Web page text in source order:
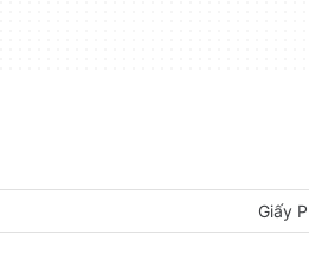
Giấy